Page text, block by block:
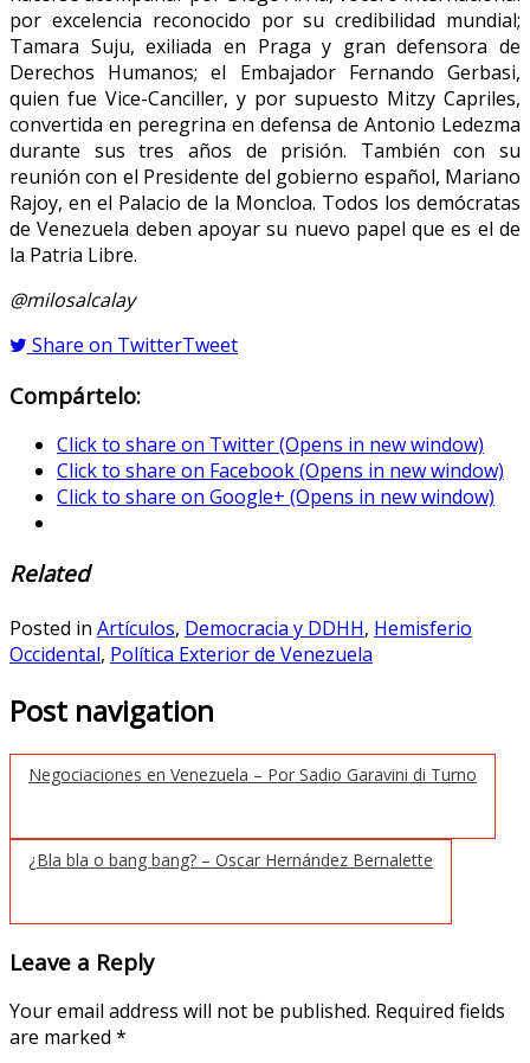
por excelencia reconocido por su credibilidad mundial;
Tamara Suju, exiliada en Praga y gran defensora de
Derechos Humanos; el Embajador Fernando Gerbasi,
quien fue Vice-Canciller, y por supuesto Mitzy Capriles,
convertida en peregrina en defensa de Antonio Ledezma
durante sus tres años de prisión. También con su
reunión con el Presidente del gobierno español, Mariano
Rajoy, en el Palacio de la Moncloa. Todos los demócratas
de Venezuela deben apoyar su nuevo papel que es el de
la Patria Libre.
@milosalcalay
Share on TwitterTweet
Compártelo:
Click to share on Twitter (Opens in new window)
Click to share on Facebook (Opens in new window)
Click to share on Google+ (Opens in new window)
Related
Posted in Artículos, Democracia y DDHH, Hemisferio
Occidental, Política Exterior de Venezuela
Post navigation
Negociaciones en Venezuela – Por Sadio Garavini di Turno
¿Bla bla o bang bang? – Oscar Hernández Bernalette
Leave a Reply
Your email address will not be published. Required fields
are marked *